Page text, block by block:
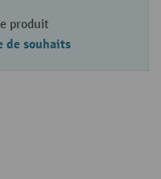
produit
de souhaits